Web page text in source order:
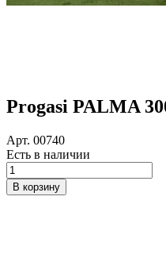
Progasi PALMA
Арт. 00740
Есть в наличии
Количество
товара
Progasi
В корзину